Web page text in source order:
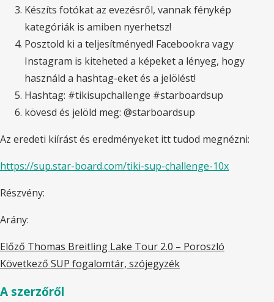
Készíts fotókat az evezésről, vannak fénykép
kategóriák is amiben nyerhetsz!
Posztold ki a teljesítményed! Facebookra vagy
Instagram is kiteheted a képeket a lényeg, hogy
használd a hashtag-eket és a jelölést!
Hashtag: #tikisupchallenge #starboardsup
kövesd és jelöld meg: @starboardsup
Az eredeti kiírást és eredményeket itt tudod megnézni:
https://sup.star-board.com/tiki-sup-challenge-10x
Részvény:
Arány:
Előző Thomas Breitling Lake Tour 2.0 – Poroszló
Következő SUP fogalomtár, szójegyzék
A szerzőről